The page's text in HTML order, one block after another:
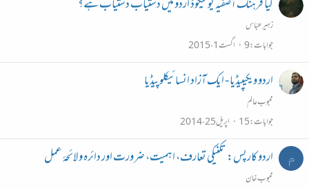
کیا فرہنگ آصفیہ یونیکوڈ اردو میں دستیاب دستیاب ہے؟
زہیر عبّاس
جوابات 9 اگست 1، 2015
اردو ویکیپیڈیا - ایک آزاد انسائیکلوپیڈیا
محبوب عالم
جوابات 15 اپریل 25، 2014
م اردو کارپس: تکنیکی تعارف، اہمیت، ضرورت اور دائرہ و لائحہٴ عمل
محبوب خان